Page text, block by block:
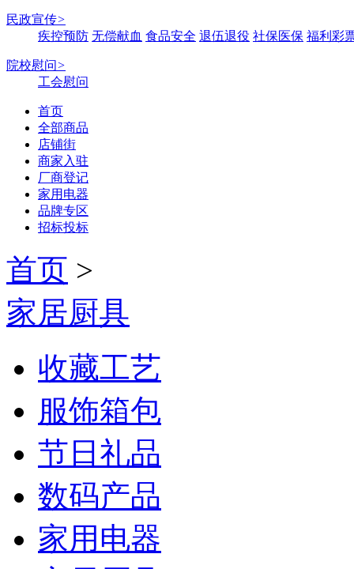
民政宣传>
疾控预防 无偿献血 食品安全 退伍退役 社保医保 福利彩
院校慰问>
工会慰问
首页
全部商品
店铺街
商家入驻
厂商登记
家用电器
品牌专区
招标投标
首页 >
家居厨具
收藏工艺
服饰箱包
节日礼品
数码产品
家用电器